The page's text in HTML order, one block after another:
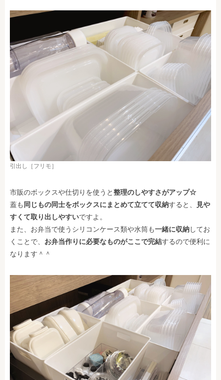
引出し［フリモ］
市販のボックスや仕切りを使うと整理のしやすさがアップ☆
蓋も 同じもの同士をボックスにまとめて立てて収納すると、
見や
すくて取り出しやすいですよ。
また、お弁当で使うシリコンケース類や水筒も一緒に収納してお
くことで、 お弁当作りに必要なものがここで完結するので便利に
なります＾＾